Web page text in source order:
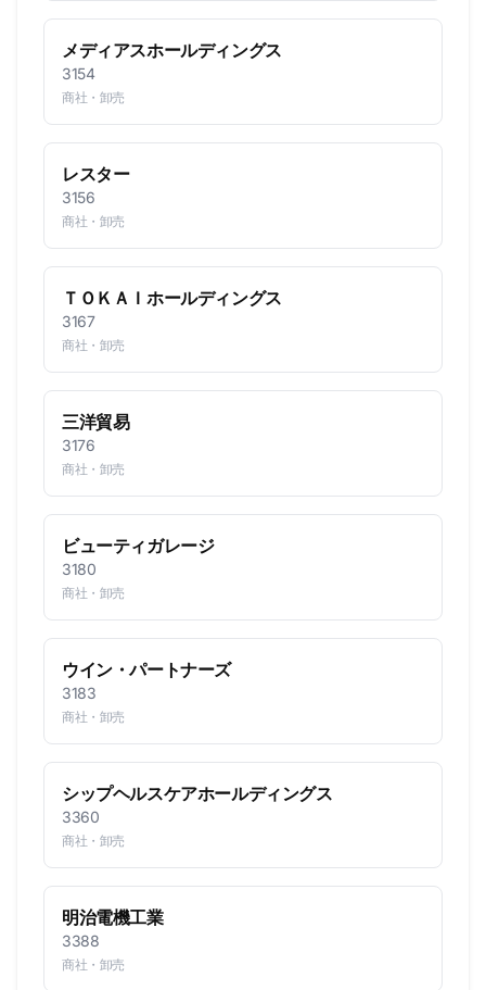
メディアスホールディングス
3154
商社・卸売
レスター
3156
商社・卸売
ＴＯＫＡＩホールディングス
3167
商社・卸売
三洋貿易
3176
商社・卸売
ビューティガレージ
3180
商社・卸売
ウイン・パートナーズ
3183
商社・卸売
シップヘルスケアホールディングス
3360
商社・卸売
明治電機工業
3388
商社・卸売